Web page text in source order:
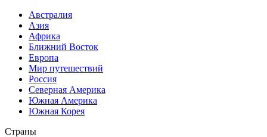
Австралия
Азия
Африка
Ближний Восток
Европа
Мир путешествий
Россия
Северная Америка
Южная Америка
Южная Корея
Страны